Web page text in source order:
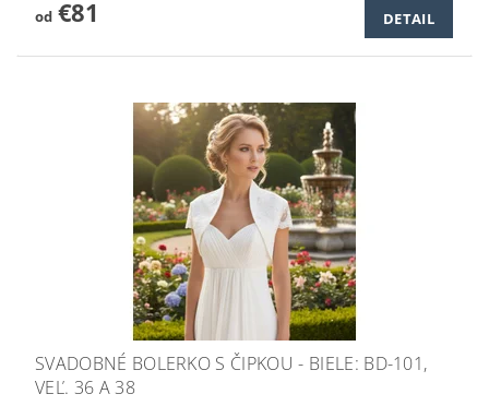
od€81 DETAIL
SVADOBNÉ BOLERKO S ČIPKOU - BIELE: BD-101,
VEĽ. 36 A 38